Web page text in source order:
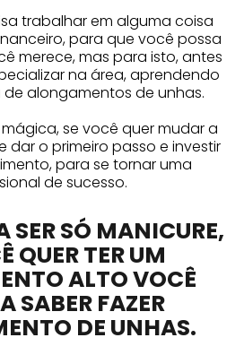
trabalhar em alguma coisa
para que você possa
merece, mas para isto, antes
na área, aprendendo
alongamentos de unhas.
se você quer mudar a
dar o primeiro passo e investir
para se tornar uma
de sucesso.
SER SÓ MANICURE,
QUER TER UM
ALTO VOCÊ
SABER FAZER
DE UNHAS.